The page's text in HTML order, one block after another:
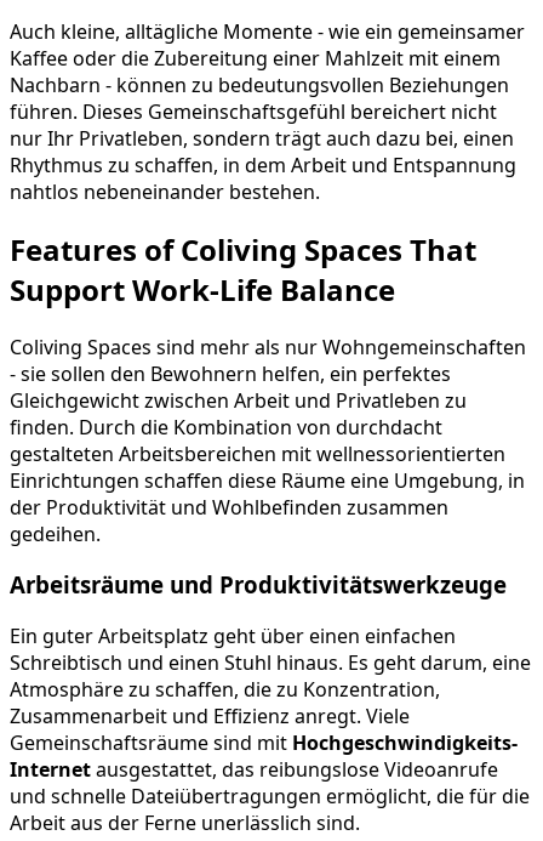
Auch kleine, alltägliche Momente - wie ein gemeinsamer
Kaffee oder die Zubereitung einer Mahlzeit mit einem
Nachbarn - können zu bedeutungsvollen Beziehungen
führen. Dieses Gemeinschaftsgefühl bereichert nicht
nur Ihr Privatleben, sondern trägt auch dazu bei, einen
Rhythmus zu schaffen, in dem Arbeit und Entspannung
nahtlos nebeneinander bestehen.
Features of Coliving Spaces That
Support Work-Life Balance
Coliving Spaces sind mehr als nur Wohngemeinschaften
- sie sollen den Bewohnern helfen, ein perfektes
Gleichgewicht zwischen Arbeit und Privatleben zu
finden. Durch die Kombination von durchdacht
gestalteten Arbeitsbereichen mit wellnessorientierten
Einrichtungen schaffen diese Räume eine Umgebung, in
der Produktivität und Wohlbefinden zusammen
gedeihen.
Arbeitsräume und Produktivitätswerkzeuge
Ein guter Arbeitsplatz geht über einen einfachen
Schreibtisch und einen Stuhl hinaus. Es geht darum, eine
Atmosphäre zu schaffen, die zu Konzentration,
Zusammenarbeit und Effizienz anregt. Viele
Gemeinschaftsräume sind mit Hochgeschwindigkeits-
Internetausgestattet, das reibungslose Videoanrufe
und schnelle Dateiübertragungen ermöglicht, die für die
Arbeit aus der Ferne unerlässlich sind.